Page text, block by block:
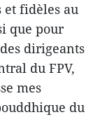
et fidèles au
que pour
dirigeants
du FPV,
mes
du